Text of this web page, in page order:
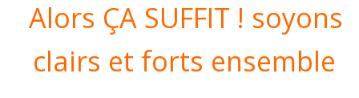
Alors ÇA SUFFIT ! soyons
clairs et forts ensemble